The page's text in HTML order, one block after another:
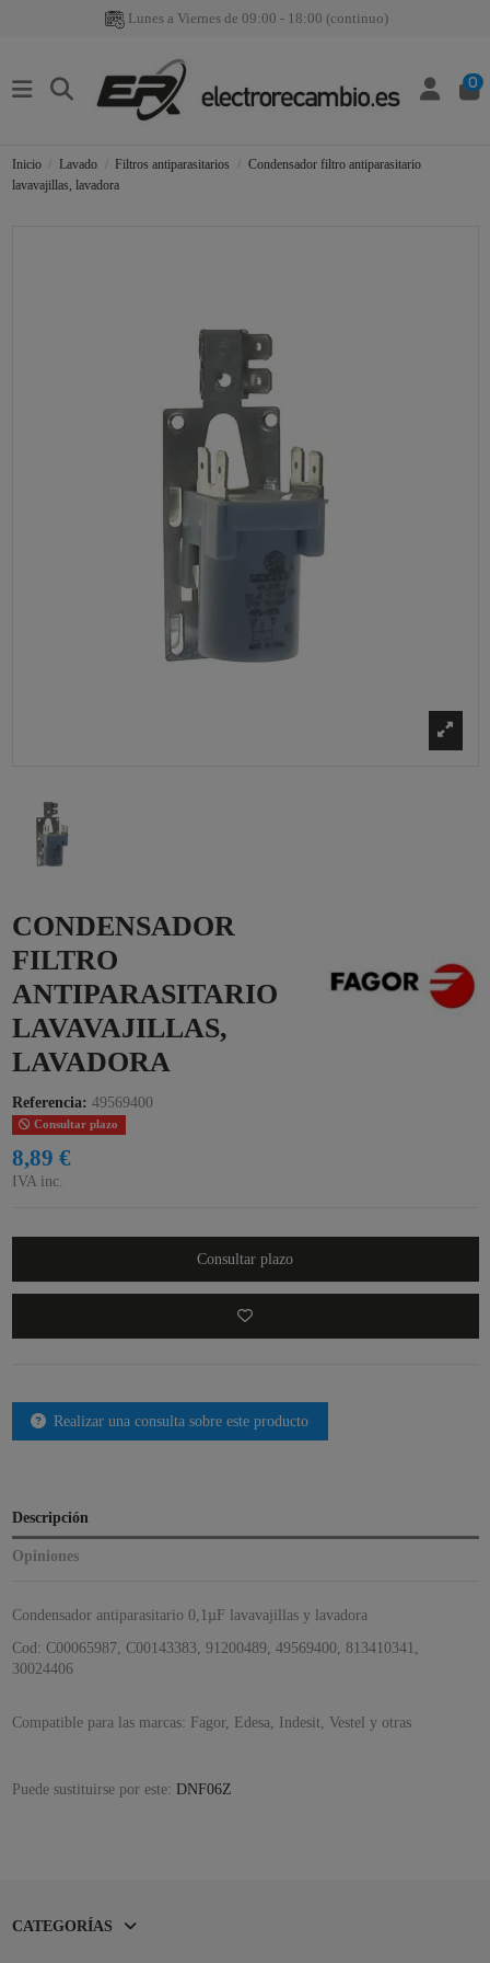
Lunes a Viernes de 09:00 - 18:00 (continuo)
0
Inicio Lavado Filtros antiparasitarios
Condensador filtro antiparasitario
lavavajillas, lavadora
CONDENSADOR
FILTRO
ANTIPARASITARIO
LAVAVAJILLAS,
LAVADORA
Referencia: 49569400
Consultar plazo
8,89 €
IVA inc.
Consultar plazo
Realizar una consulta sobre este producto
Descripción
Opiniones
Condensador antiparasitario 0,1µF lavavajillas y lavadora
Cod: C00065987, C00143383, 91200489, 49569400, 813410341,
30024406
Compatible para las marcas: Fagor, Edesa, Indesit, Vestel y otras
Puede sustituirse por este: DNF06Z
CATEGORÍAS